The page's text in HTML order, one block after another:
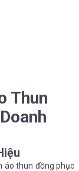
Thun
áo thun đồng phục